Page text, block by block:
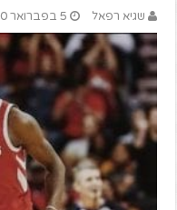
שגיא רפאל 5 בפברואר 2020